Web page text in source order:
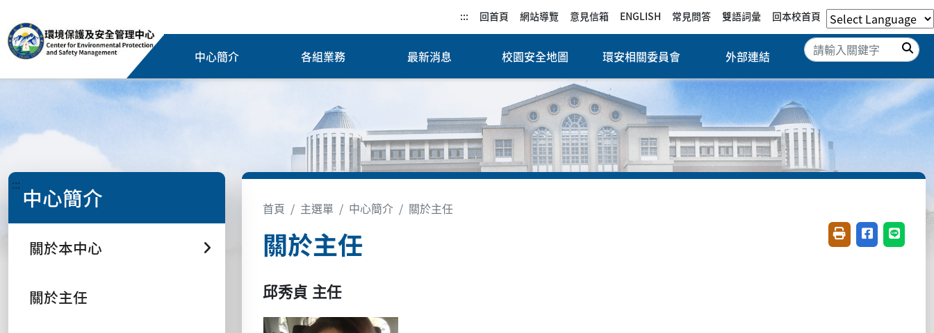
::: 回首頁 網站導覽 意見信箱 ENGLISH 常見問答 雙語詞彙 回本校首頁
中心簡介 各組業務 最新消息 校園安全地圖 環安相關委員會 外部連結
搜
::: 中心簡介
關於本中心
關於主任
首頁 主選單 中心簡介 關於主任
關於主任 友善列印(開新視窗)
分享至臉書(
分享至
邱秀貞 主任